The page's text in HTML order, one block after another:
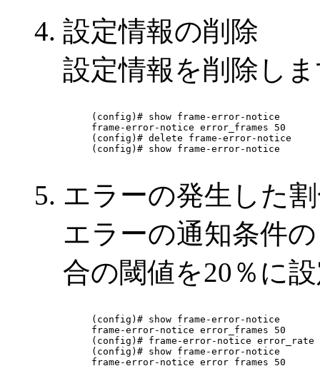
設定情報の削除
設定情報を削除し
(config)# show frame-error-notice
frame-error-notice error_frames 50
(config)# delete frame-error-notice
(config)# show frame-error-notice
エラーの発生した
エラーの通知条件
合の閾値を20％に
(config)# show frame-error-notice
frame-error-notice error_frames 50
(config)# frame-error-notice error_rate
(config)# show frame-error-notice